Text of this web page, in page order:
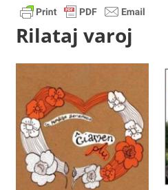
Rilataj varoj